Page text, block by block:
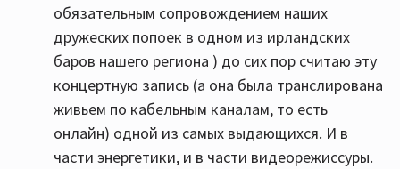
обязательным сопровождением наших
дружеских попоек в одном из ирландских
баров нашего региона ) до сих пор считаю эту
концертную запись (а она была транслирована
живьем по кабельным каналам, то есть
онлайн) одной из самых выдающихся. И в
части энергетики, и в части видеорежиссуры.